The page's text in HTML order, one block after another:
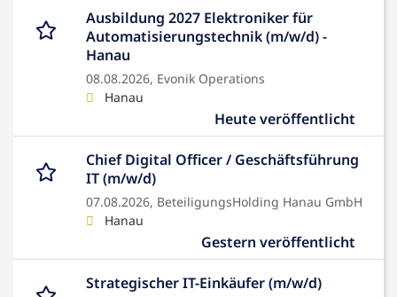
Ausbildung 2027 Elektroniker für
Automatisierungstechnik (m/w/d) -
Hanau
08.08.2026, Evonik Operations
Hanau
Heute veröffentlicht
Chief Digital Officer / Geschäftsführung
IT (m/w/d)
07.08.2026, BeteiligungsHolding Hanau GmbH
Hanau
Gestern veröffentlicht
Strategischer IT-Einkäufer (m/w/d)